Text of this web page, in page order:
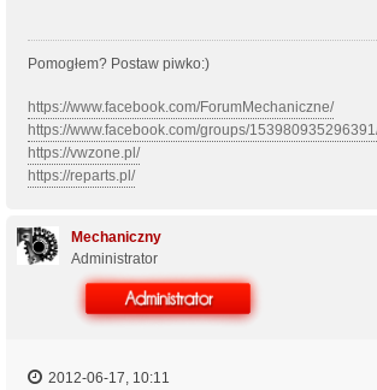
Pomogłem? Postaw piwko:)
https://www.facebook.com/ForumMechaniczne/
https://www.facebook.com/groups/
https://vwzone.pl/
https://reparts.pl/
Mechaniczny
Administrator
2012-06-17, 10:11